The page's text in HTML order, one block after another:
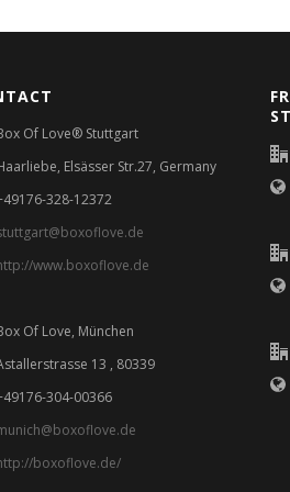
Of Love® Stuttgart
Elsässer Str.27, Germany
328-12372
www.boxoflove.de
Of Love, München
13 , 80339
304-00366
boxoflove.de/